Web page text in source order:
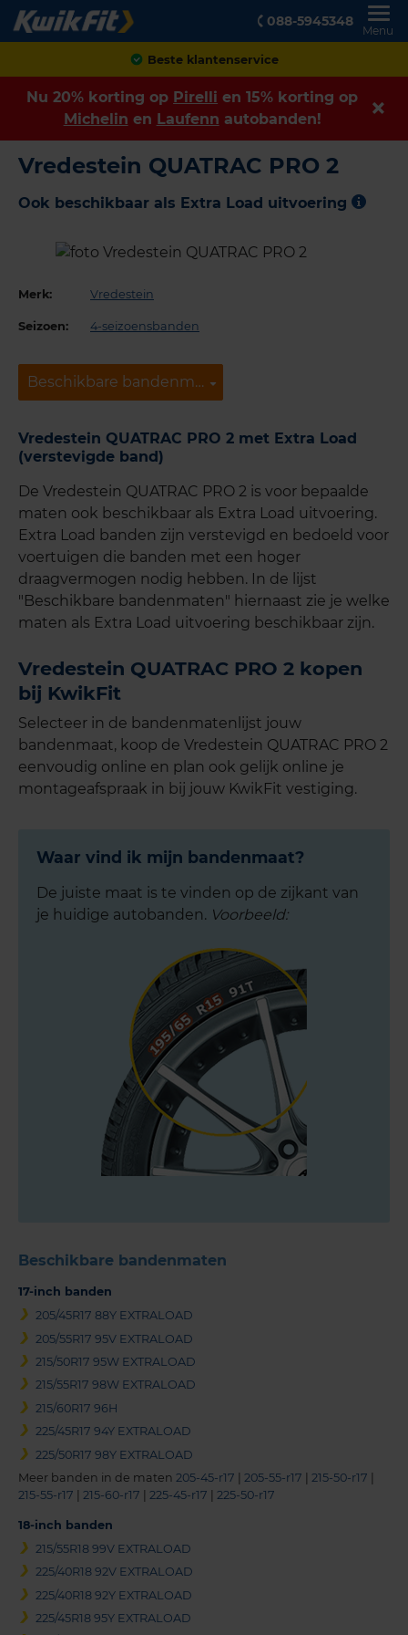
088-5945348
Menu
Beste klantenservice
Nu 20% korting op Pirelli en 15% korting op
Michelin en Laufenn autobanden!
Vredestein QUATRAC PRO 2
Ook beschikbaar als Extra Load uitvoering
Merk: Vredestein
Seizoen: 4-seizoensbanden
Beschikbare bandenmaten
Beschikbare bandenmaten
Vredestein QUATRAC PRO 2 met Extra Load
(verstevigde band)
De Vredestein QUATRAC PRO 2 is voor bepaalde
maten ook beschikbaar als Extra Load uitvoering.
Extra Load banden zijn verstevigd en bedoeld voor
voertuigen die banden met een hoger
draagvermogen nodig hebben. In de lijst
"Beschikbare bandenmaten" hiernaast zie je welke
maten als Extra Load uitvoering beschikbaar zijn.
Vredestein QUATRAC PRO 2 kopen
bij KwikFit
Selecteer in de bandenmatenlijst jouw
bandenmaat, koop de Vredestein QUATRAC PRO 2
eenvoudig online en plan ook gelijk online je
montageafspraak in bij jouw KwikFit vestiging.
Waar vind ik mijn bandenmaat?
De juiste maat is te vinden op de zijkant van
je huidige autobanden. Voorbeeld:
Beschikbare bandenmaten
17-inch banden
205/45R17 88Y EXTRALOAD
205/55R17 95V EXTRALOAD
215/50R17 95W EXTRALOAD
215/55R17 98W EXTRALOAD
215/60R17 96H
225/45R17 94Y EXTRALOAD
225/50R17 98Y EXTRALOAD
Meer banden in de maten 205-45-r17 205-55-r17 215-50-r17
215-55-r17
215-60-r17 225-45-r17 225-50-r17
18-inch banden
215/55R18 99V EXTRALOAD
225/40R18 92V EXTRALOAD
225/40R18 92Y EXTRALOAD
225/45R18 95Y EXTRALOAD